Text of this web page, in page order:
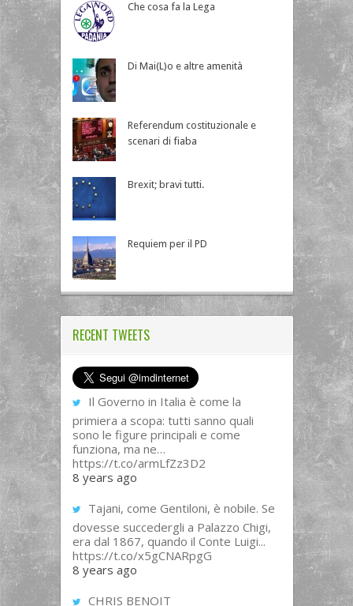
Che cosa fa la Lega
Di Mai(L)o e altre amenità
Referendum costituzionale e
scenari di fiaba
Brexit; bravi tutti.
Requiem per il PD
RECENT TWEETS
Il Governo in Italia è come la
primiera a scopa: tutti sanno quali
sono le figure principali e come
funziona, ma ne…
https://t.co/armLfZz3D2
8 years ago
Tajani, come Gentiloni, è nobile. Se
dovesse succedergli a Palazzo Chigi,
era dal 1867, quando il Conte Luigi...
https://t.co/x5gCNARpgG
8 years ago
CHRIS BENOIT